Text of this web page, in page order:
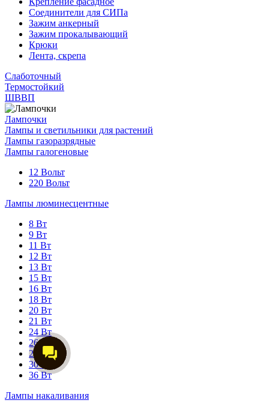
Соединители для СИПа
Зажим анкерный
Зажим прокалывающий
Крюки
Лента, скрепа
Слаботочный
Термостойкий
ШВВП
Лампочки
Лампы и светильники для растений
Лампы газоразрядные
Лампы галогеновые
12 Вольт
220 Вольт
Лампы люминесцентные
8 Вт
9 Вт
11 Вт
12 Вт
13 Вт
15 Вт
16 Вт
18 Вт
20 Вт
21 Вт
24 Вт
26 Вт
28 Вт
30 Вт
36 Вт
Лампы накаливания